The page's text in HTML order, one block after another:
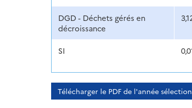
DGD - Déchets gérés en
décroissance
SI
Télécharger le PDF de l'année